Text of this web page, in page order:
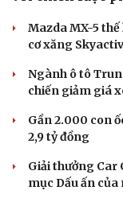
Cải chính
Mazda MX-5 thế
cơ xăng
Ngành ô tô
chiến giảm giá
Gần 2.000 con
2,9 tỷ đồng
Giải thưởng Car
mục Dấu ấn của